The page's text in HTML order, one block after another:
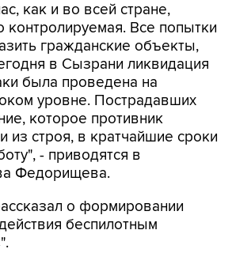
как и во всей стране,
контролируемая. Все попытки
гражданские объекты,
в Сызрани ликвидация
была проведена на
уровне. Пострадавших
которое противник
из строя, в кратчайшие сроки
- приводятся в
Федорищева.
о формировании
беспилотным